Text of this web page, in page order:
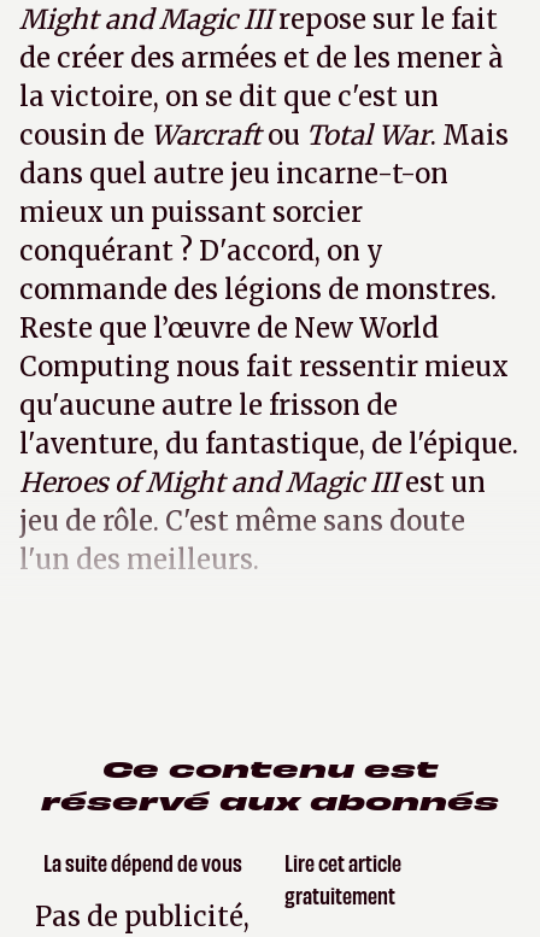
Might and Magic IIIrepose sur le fait
de créer des armées et de les mener à
la victoire, on se dit que c'est un
cousin de Warcraftou Total War. Mais
dans quel autre jeu incarne-t-on
mieux un puissant sorcier
conquérant ? D'accord, on y
commande des légions de monstres.
Reste que l’œuvre de New World
Computing nous fait ressentir mieux
qu'aucune autre le frisson de
l'aventure, du fantastique, de l'épique.
Heroes of Might and Magic IIIest un
jeu de rôle. C'est même sans doute
l'un des meilleurs.
Ce contenu est
réservé aux abonnés
La suite dépend de vous
Pas de publicité,
Lire cet article
gratuitement